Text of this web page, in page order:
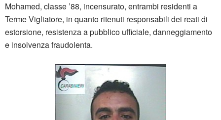
Mohamed, classe ’88, incensurato, entrambi residenti a
Terme Vigliatore, in quanto ritenuti responsabili dei reati di
estorsione, resistenza a pubblico ufficiale, danneggiamento
e insolvenza fraudolenta.